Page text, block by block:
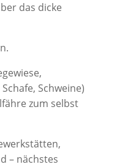
das dicke
Schweine)
zum selbst
– nächstes